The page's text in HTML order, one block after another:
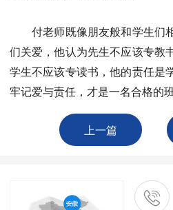
付老师既像朋友般和学生们
们关爱，他认为先生不应该专教
学生不应该专读书，他的责任是
牢记爱与责任，才是一名合格的班
上一篇